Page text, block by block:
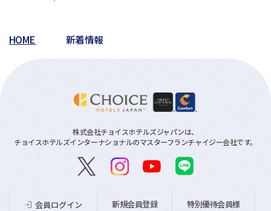
HOME 新着情報
株式会社チョイスホテルズジャパンは、
チョイスホテルズインターナショナルのマスターフランチャイジー会社です。
会員ログイン 新規会員登録 特別優待会員様